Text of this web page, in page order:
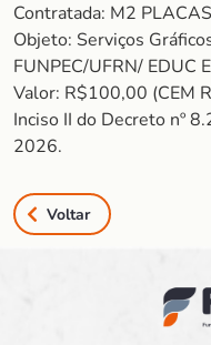
Contratada: M2
Objeto: Serviços
FUNPEC/UFRN/ EDUC
Valor: R$100,00 (CEM
Inciso II do Decreto nº
2026.
Voltar